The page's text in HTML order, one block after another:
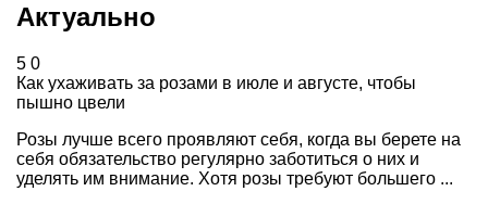
Актуально
5 0
Как ухаживать за розами в июле и августе, чтобы
пышно цвели
Розы лучше всего проявляют себя, когда вы берете на
себя обязательство регулярно заботиться о них и
уделять им внимание. Хотя розы требуют большего ...